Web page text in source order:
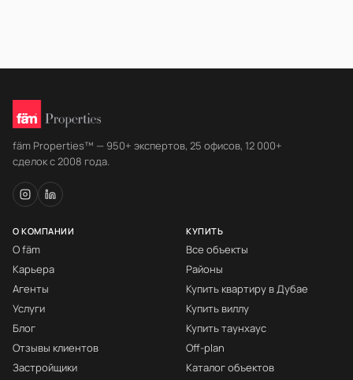
fäm Properties™ — 950+ экспертов, 25 офисов, 12 000+
сделок с 2008 года.
О КОМПАНИИ
О fäm
Карьера
Агенты
Услуги
Блог
Отзывы клиентов
Застройщики
КУПИТЬ
Все объекты
Районы
Купить квартиру в Дубае
Купить виллу
Купить таунхаус
Off-plan
Каталог объектов